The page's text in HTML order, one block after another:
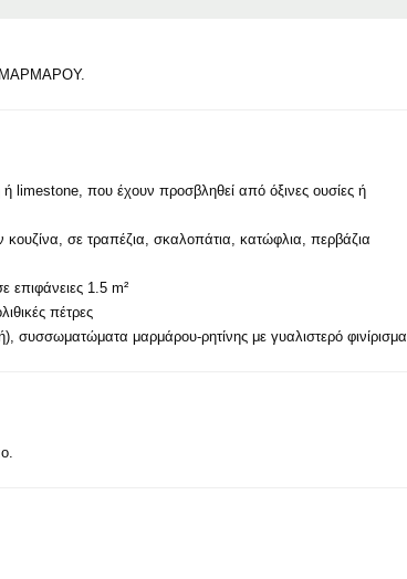
ΜΑΡΜΆΡΟΥ.
limestone, που έχουν προσβληθεί από όξινες ουσίες ή
κουζίνα, σε τραπέζια, σκαλοπάτια, κατώφλια, περβάζια
επιφάνειες 1.5 m²
πέτρες
μαρμάρου-ρητίνης με γυαλιστερό φινίρισμα